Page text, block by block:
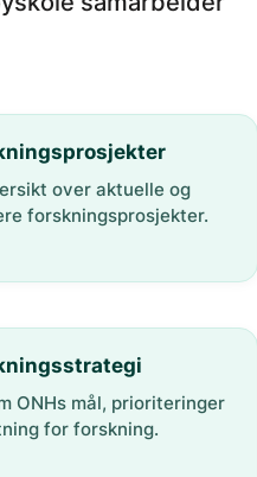
over aktuelle og
forskningsprosjekter.
ONHs mål, prioriteringer
for forskning.